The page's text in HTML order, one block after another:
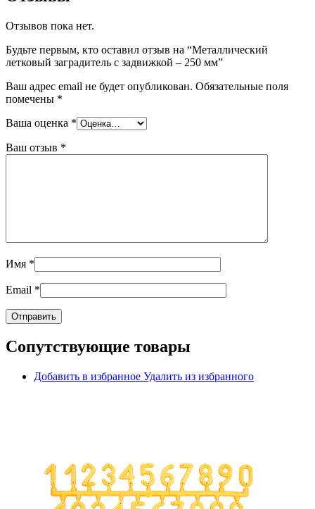
Отзывов пока нет.
Будьте первым, кто оставил отзыв на “Металлический
летковый заградитель с задвижкой – 250 мм”
Ваш адрес email не будет опубликован. Обязательные поля
помечены *
Ваша оценка *
Ваш отзыв *
Имя *
Email *
Сопутствующие товары
Добавить в избранное Удалить из избранного